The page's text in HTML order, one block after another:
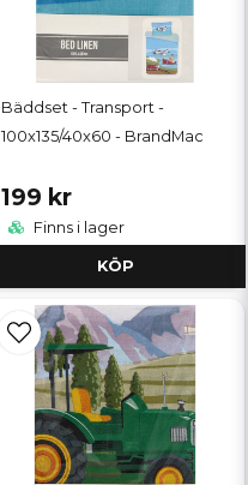
Bäddset - Transport -
100x135/40x60 - BrandMac
199 kr
Finns i lager
KÖP